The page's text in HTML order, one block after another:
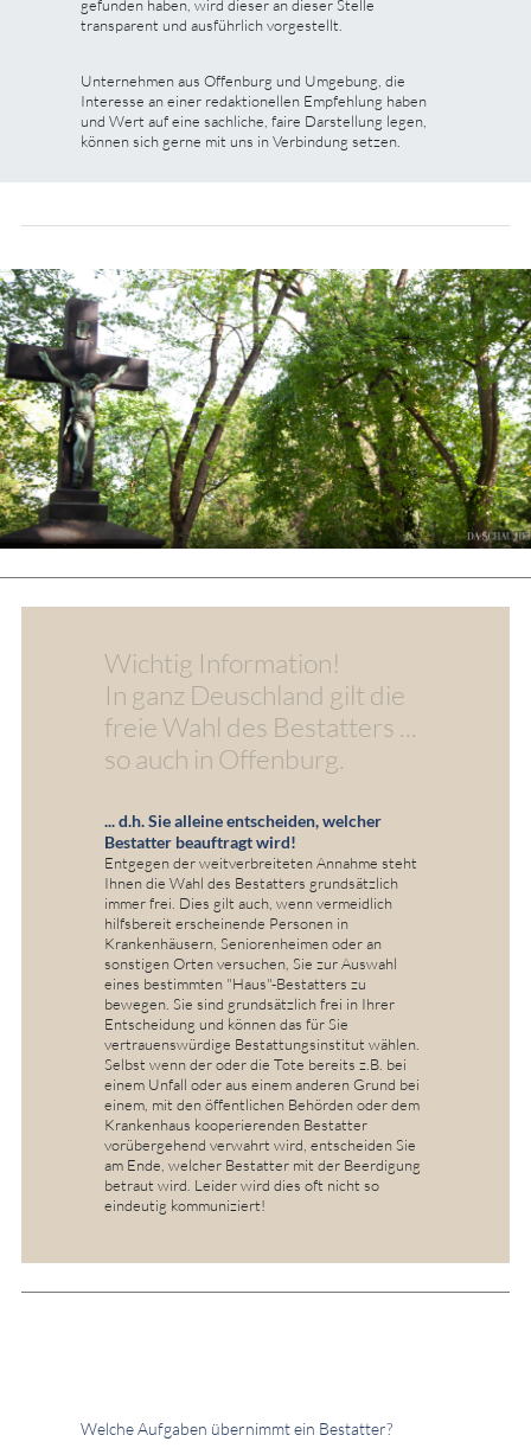
gefunden haben, wird dieser an dieser Stelle
transparent und ausführlich vorgestellt.
Unternehmen aus Offenburg und Umgebung, die
Interesse an einer redaktionellen Empfehlung haben
und Wert auf eine sachliche, faire Darstellung legen,
können sich gerne mit uns in Verbindung setzen.
Wichtig Information!
In ganz Deuschland gilt die
freie Wahl des Bestatters ...
so auch in Offenburg.
... d.h. Sie alleine entscheiden, welcher
Bestatter beauftragt wird!
Entgegen der weitverbreiteten Annahme steht
Ihnen die Wahl des Bestatters grundsätzlich
immer frei. Dies gilt auch, wenn vermeidlich
hilfsbereit erscheinende Personen in
Krankenhäusern, Seniorenheimen oder an
sonstigen Orten versuchen, Sie zur Auswahl
eines bestimmten "Haus"-Bestatters zu
bewegen. Sie sind grundsätzlich frei in Ihrer
Entscheidung und können das für Sie
vertrauenswürdige Bestattungsinstitut wählen.
Selbst wenn der oder die Tote bereits z.B. bei
einem Unfall oder aus einem anderen Grund bei
einem, mit den öffentlichen Behörden oder dem
Krankenhaus kooperierenden Bestatter
vorübergehend verwahrt wird, entscheiden Sie
am Ende, welcher Bestatter mit der Beerdigung
betraut wird. Leider wird dies oft nicht so
eindeutig kommuniziert!
Welche Aufgaben übernimmt ein Bestatter?